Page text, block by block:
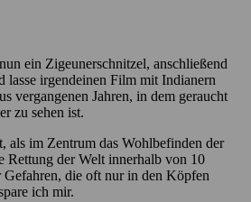
ein Zigeunerschnitzel, anschließend
lasse irgendeinen Film mit Indianern
vergangenen Jahren, in dem geraucht
zu sehen ist.
als im Zentrum das Wohlbefinden der
Rettung der Welt innerhalb von 10
die oft nur in den Köpfen
ich mir.